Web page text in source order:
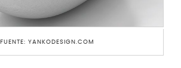
FUENTE: YANKODESIGN.COM